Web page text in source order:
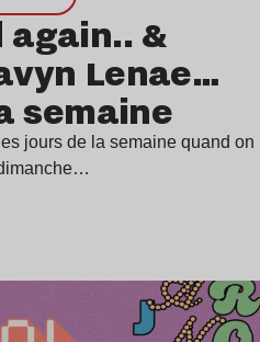
again.. &
Lenae…
semaine
jours de la semaine quand on